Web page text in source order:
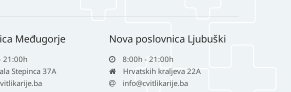
Međugorje
21:00h
Stepinca 37A
Nova poslovnica Ljubuški
8:00h - 21:00h
Hrvatskih kraljeva 22A
info@cvitlikarije.ba